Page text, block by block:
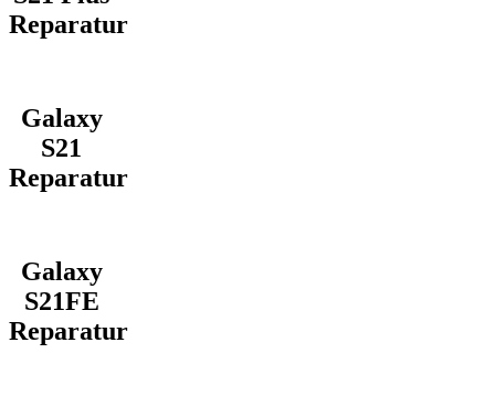
Reparatur
Galaxy
S21
Reparatur
Galaxy
S21FE
Reparatur